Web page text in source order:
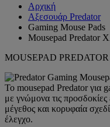
Αρχική
Αξεσουάρ Predator
Gaming Mouse Pads
Mousepad Predator
MOUSEPAD
Το mousepad Predator για
με γνώμονα τις προσδοκίες
μέγεθος και κορυφαία
έλεγχο.